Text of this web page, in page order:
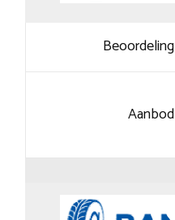
Beoordeling
Aanbod